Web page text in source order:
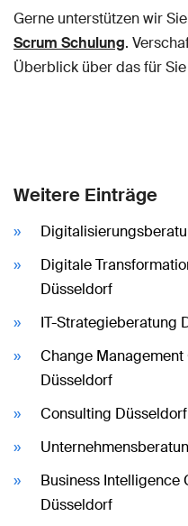
Gerne unterstützen wir
Scrum Schulung.
Überblick über das für
Weitere Einträge
Digitale
Düsseldorf
IT-Strategieberatung
Change
Düsseldorf
Consulting Düsseldorf
Business Intelligence
Düsseldorf